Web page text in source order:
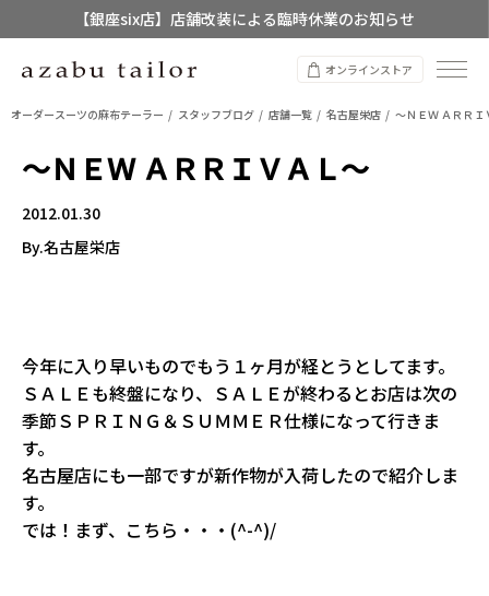
【銀座six店】店舗改装による臨時休業のお知らせ
【店舗限定】レディースオーダースーツ
オンラインストア
オーダースーツの麻布テーラー スタッフブログ 店舗一覧 名古屋栄店 ～ＮＥＷ ＡＲＲＩ
～ＮＥＷ ＡＲＲＩＶＡＬ～
2012.01.30
By.名古屋栄店
今年に入り早いものでもう１ヶ月が経とうとしてます。
ＳＡＬＥも終盤になり、ＳＡＬＥが終わるとお店は次の
季節ＳＰＲＩＮＧ＆ＳＵＭＭＥＲ仕様になって行きま
す。
名古屋店にも一部ですが新作物が入荷したので紹介しま
す。
では！まず、こちら・・・(^-^)/